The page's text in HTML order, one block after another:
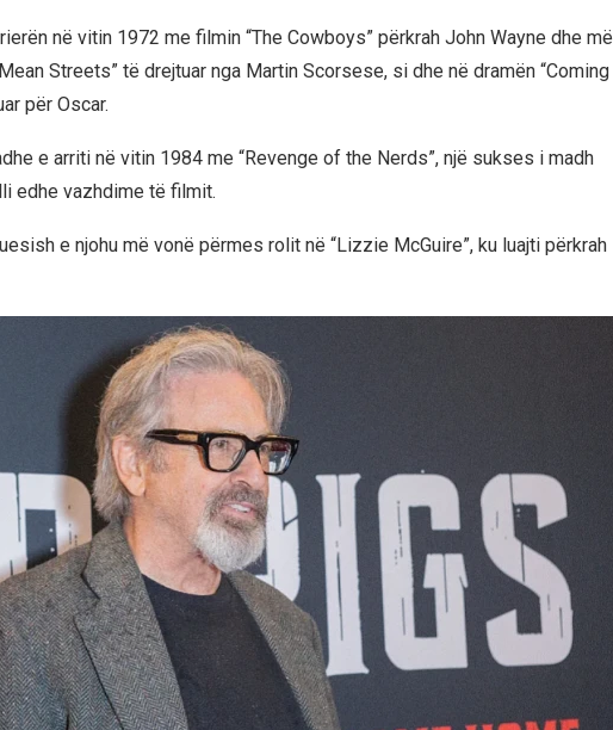
në vitin 1972 me filmin “The Cowboys” përkrah John Wayne dhe më
Streets” të drejtuar nga Martin Scorsese, si dhe në dramën “Coming
për Oscar.
e arriti në vitin 1984 me “Revenge of the Nerds”, një sukses i madh
edhe vazhdime të filmit.
e njohu më vonë përmes rolit në “Lizzie McGuire”, ku luajti përkrah